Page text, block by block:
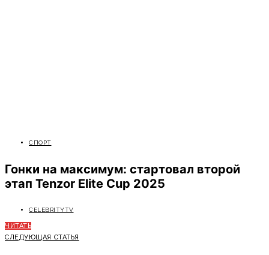
СПОРТ
Гонки на максимум: стартовал второй
этап Tenzor Elite Cup 2025
CELEBRITYTV
ЧИТАТЬ
СЛЕДУЮЩАЯ СТАТЬЯ